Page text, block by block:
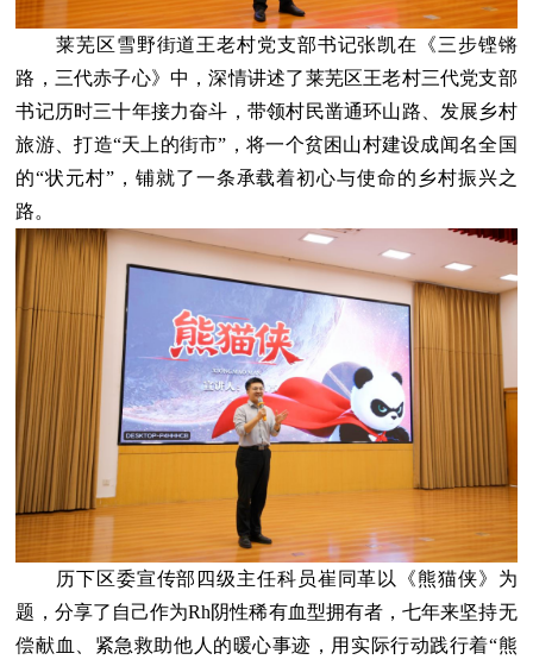
莱芜区雪野街道王老村党支部书记张凯在《三步铿锵
路，三代赤子心》中，深情讲述了莱芜区王老村三代党支部
书记历时三十年接力奋斗，带领村民凿通环山路、发展乡村
旅游、打造“天上的街市”，将一个贫困山村建设成闻名全国
的“状元村”，铺就了一条承载着初心与使命的乡村振兴之
路。
历下区委宣传部四级主任科员崔同革以《熊猫侠》为
题，分享了自己作为Rh阴性稀有血型拥有者，七年来坚持无
偿献血、紧急救助他人的暖心事迹，用实际行动践行着“熊